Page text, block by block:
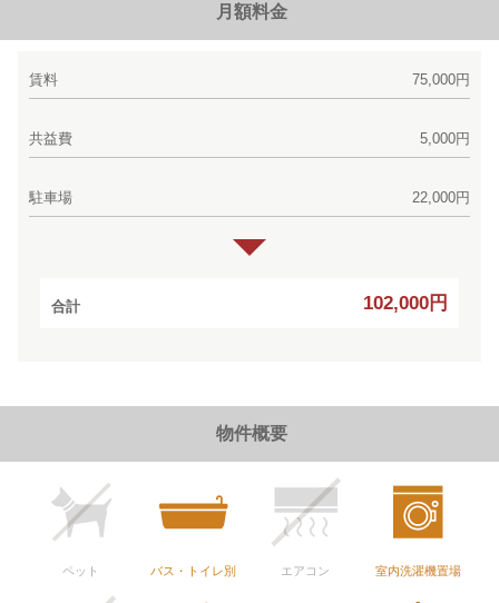
月額料金
賃料 75,000円
共益費 5,000円
駐車場 22,000円
合計 102,000円
物件概要
ペット バス・トイレ別 エアコン 室内洗濯機置場